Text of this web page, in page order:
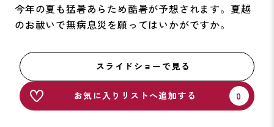
今年の夏も猛暑あらため酷暑が予想されます。夏越
のお祓いで無病息災を願ってはいかがですか。
スライドショーで見る
お気に入りリストへ追加する